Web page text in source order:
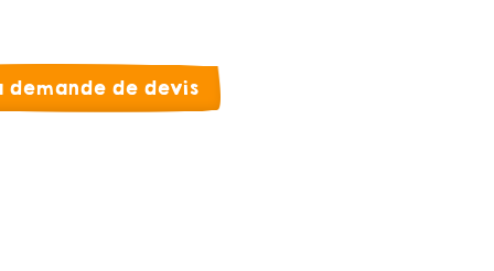
de devis